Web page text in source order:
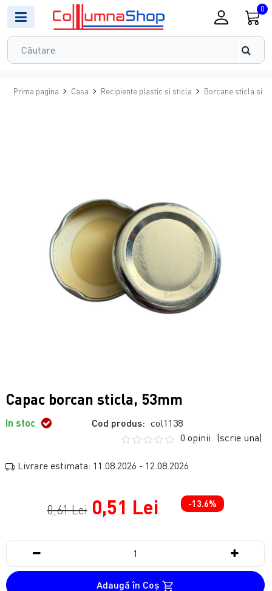
0
Prima pagina Casa Recipiente plastic si sticla Borcane sticla si
Capac borcan sticla, 53mm
In stoc Cod produs: col1138
0 opinii (scrie una)
Livrare estimata: 11.08.2026 - 12.08.2026
0,61 Lei 0,51 Lei -13.6%
Adaugă în Coş